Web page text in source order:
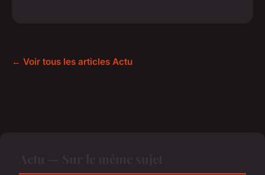
← Voir tous les articles Actu